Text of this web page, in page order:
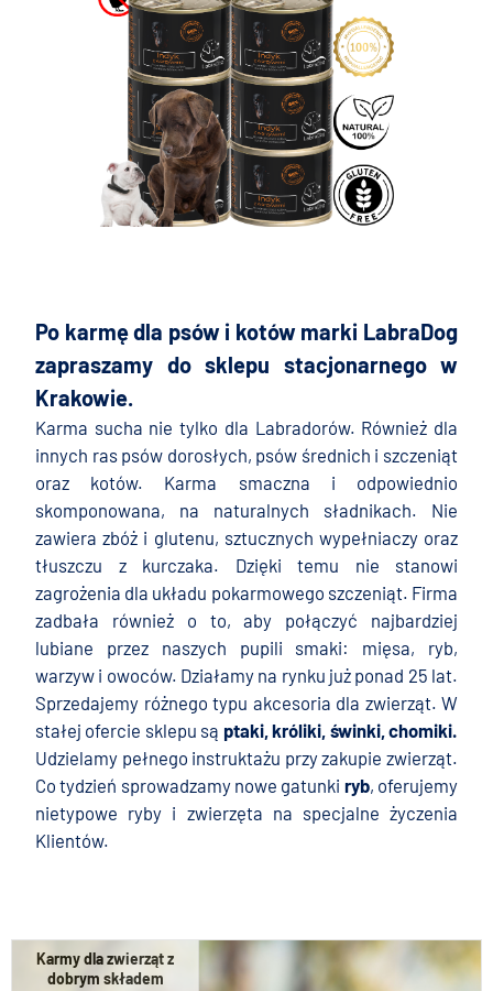
Po karmę dla psów i kotów marki LabraDog
zapraszamy do sklepu stacjonarnego w
Krakowie.
Karma sucha nie tylko dla Labradorów. Również dla
innych ras psów dorosłych, psów średnich i szczeniąt
oraz kotów. Karma smaczna i odpowiednio
skomponowana, na naturalnych sładnikach. Nie
zawiera zbóż i glutenu, sztucznych wypełniaczy oraz
tłuszczu z kurczaka. Dzięki temu nie stanowi
zagrożenia dla układu pokarmowego szczeniąt. Firma
zadbała również o to, aby połączyć najbardziej
lubiane przez naszych pupili smaki: mięsa, ryb,
warzyw i owoców. Działamy na rynku już ponad 25 lat.
Sprzedajemy różnego typu akcesoria dla zwierząt. W
stałej ofercie sklepu są ptaki,króliki świnki,chomiki.
Udzielamy pełnego instruktażu przy zakupie zwierząt.
Co tydzień sprowadzamy nowe gatunki ryb, oferujemy
nietypowe ryby i zwierzęta na specjalne życzenia
Klientów.
Karmy dla zwierząt z
dobrym składem